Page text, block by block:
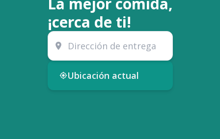
¡cerca de ti!
Ubicación actual